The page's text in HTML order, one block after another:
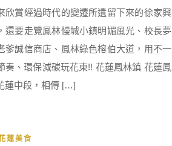
欣賞經過時代的變遷所遺留下來的徐家興
還要走覽鳳林慢城小鎮明媚風光、校長夢
爹誠信商店、鳳林綠色榕伯大道，用不一
奏、環保減碳玩花東!! 花蓮鳳林鎮 花蓮鳳
蓮中段，相傳 […]
蓮美食